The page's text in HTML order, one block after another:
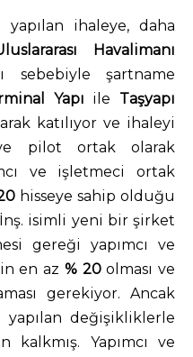
yapılan ihaleye, daha
Havalimanı
sebebiyle şartname
Yapı ile Taşyapı
katılıyor ve ihaleyi
ve pilot ortak olarak
ve işletmeci ortak
hisseye sahip olduğu
isimli yeni bir şirket
gereği yapımcı ve
en az % 20olması ve
gerekiyor. Ancak
yapılan değişikliklerle
Yapımcı ve